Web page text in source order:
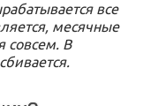
все
месячные
совсем. В